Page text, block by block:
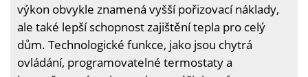
výkon obvykle znamená vyšší pořizovací náklady,
ale také lepší schopnost zajištění tepla pro celý
dům. Technologické funkce, jako jsou chytrá
ovládání, programovatelné termostaty a